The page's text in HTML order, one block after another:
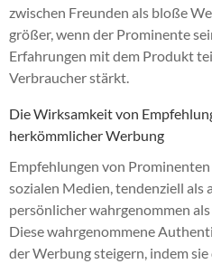
zwischen Freunden als bloße
größer, wenn der Prominente
Erfahrungen mit dem Produkt
Verbraucher stärkt.
Die Wirksamkeit von
herkömmlicher Werbung
Empfehlungen von
sozialen Medien, tendenziell als
persönlicher wahrgenommen
Diese wahrgenommene
der Werbung steigern, indem